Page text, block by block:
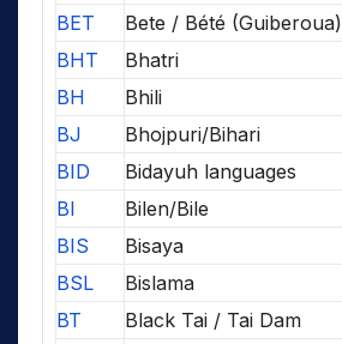
BET
Bete / Bété (Guiberoua)
BHT
Bhatri
BH
Bhili
BJ
Bhojpuri/Bihari
BID
Bidayuh languages
BI
Bilen/Bile
BIS
Bisaya
BSL
Bislama
BT
Black Tai / Tai Dam